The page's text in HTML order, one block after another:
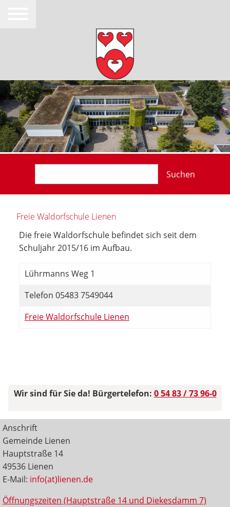
Suchen
Freie Waldorfschule Lienen
Die freie Waldorfschule befindet sich seit dem
Schuljahr 2015/16 im Aufbau.
Lührmanns Weg 1
Telefon 05483 7549044
Freie Waldorfschule Lienen
Wir sind für Sie da! Bürgertelefon: 0 54 83 / 73 96-0
Anschrift
Gemeinde Lienen
Hauptstraße 14
49536 Lienen
E-Mail: info(at)lienen.de
Öffnungszeiten (Hauptstraße 14 und Diekesdamm 7)